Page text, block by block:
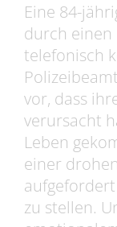
Eine 84-
durch
telefonisch
vor, dass
verursacht
Leben
einer
zu stellen.